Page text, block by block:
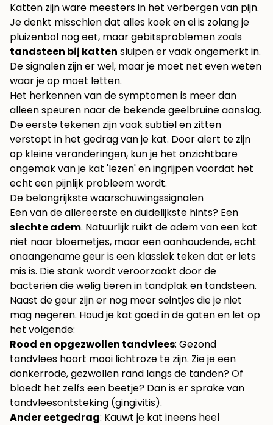
Katten zijn ware meesters in het verbergen van pijn.
Je denkt misschien dat alles koek en ei is zolang je
pluizenbol nog eet, maar gebitsproblemen zoals
tandsteen bij katten sluipen er vaak ongemerkt in.
De signalen zijn er wel, maar je moet net even weten
waar je op moet letten.
Het herkennen van de symptomen is meer dan
alleen speuren naar de bekende geelbruine aanslag.
De eerste tekenen zijn vaak subtiel en zitten
verstopt in het gedrag van je kat. Door alert te zijn
op kleine veranderingen, kun je het onzichtbare
ongemak van je kat 'lezen' en ingrijpen voordat het
echt een pijnlijk probleem wordt.
De belangrijkste waarschuwingssignalen
Een van de allereerste en duidelijkste hints? Een
slechte adem. Natuurlijk ruikt de adem van een kat
niet naar bloemetjes, maar een aanhoudende, echt
onaangename geur is een klassiek teken dat er iets
mis is. Die stank wordt veroorzaakt door de
bacteriën die welig tieren in tandplak en tandsteen.
Naast de geur zijn er nog meer seintjes die je niet
mag negeren. Houd je kat goed in de gaten en let op
het volgende:
Rood en opgezwollen tandvlees: Gezond
tandvlees hoort mooi lichtroze te zijn. Zie je een
donkerrode, gezwollen rand langs de tanden? Of
bloedt het zelfs een beetje? Dan is er sprake van
tandvleesontsteking (gingivitis).
Ander eetgedrag: Kauwt je kat ineens heel